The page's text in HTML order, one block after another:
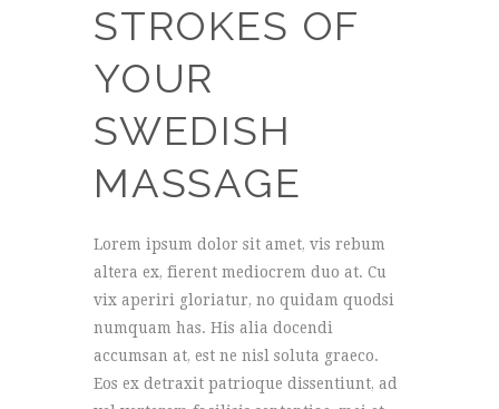
STROKES OF
YOUR
SWEDISH
MASSAGE
Lorem ipsum dolor sit amet, vis rebum
altera ex, fierent mediocrem duo at. Cu
vix aperiri gloriatur, no quidam quodsi
numquam has. His alia docendi
accumsan at, est ne nisl soluta graeco.
Eos ex detraxit patrioque dissentiunt, ad